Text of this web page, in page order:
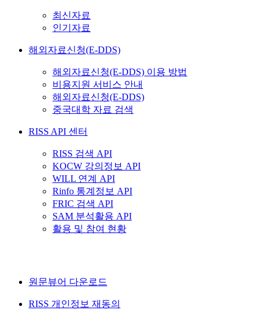
최신자료
인기자료
해외자료신청(E-DDS)
해외자료신청(E-DDS) 이용 방법
비용지원 서비스 안내
해외자료신청(E-DDS)
중국대학 자료 검색
RISS API 센터
RISS 검색 API
KOCW 강의정보 API
WILL 연계 API
Rinfo 통계정보 API
FRIC 검색 API
SAM 분석활용 API
활용 및 참여 현황
원문뷰어 다운로드
RISS 개인정보 재동의